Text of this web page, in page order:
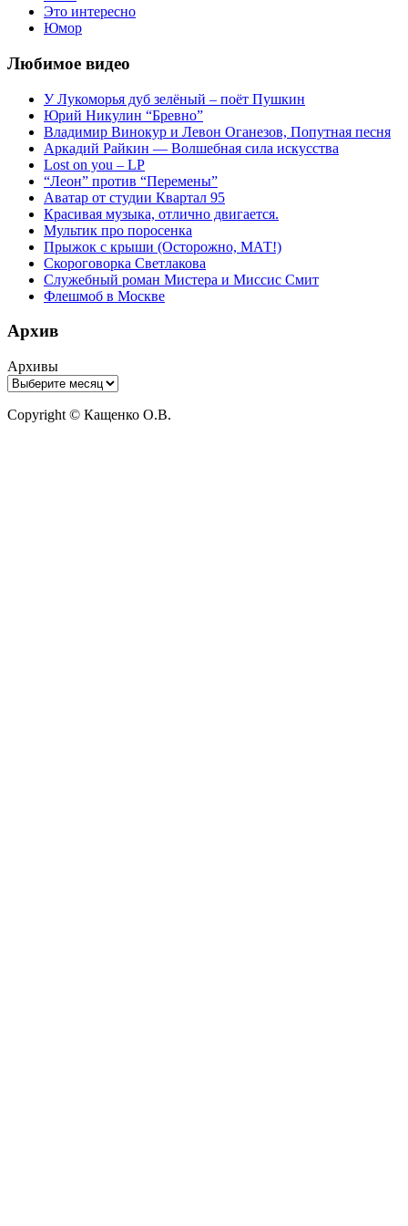
Это интересно
Юмор
Любимое видео
У Лукоморья дуб зелёный – поёт Пушкин
Юрий Никулин “Бревно”
Владимир Винокур и Левон Оганезов, Попутная песня
Аркадий Райкин — Волшебная сила искусства
Lost on you – LP
“Леон” против “Перемены”
Аватар от студии Квартал 95
Красивая музыка, отлично двигается.
Мультик про поросенка
Прыжок с крыши (Осторожно, МАТ!)
Скороговорка Светлакова
Служебный роман Мистера и Миссис Смит
Флешмоб в Москве
Архив
Архивы
Copyright © Кащенко О.В.